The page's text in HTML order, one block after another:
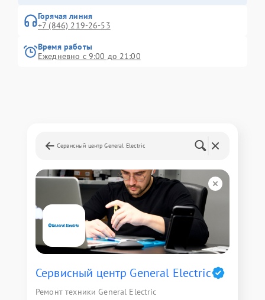
Горячая линия
+7 (846) 219-26-53
Время работы
Ежедневно с 9:00 до 21:00
Сервисный центр General Electric
Сервисный центр General Electric
Ремонт техники General Electric